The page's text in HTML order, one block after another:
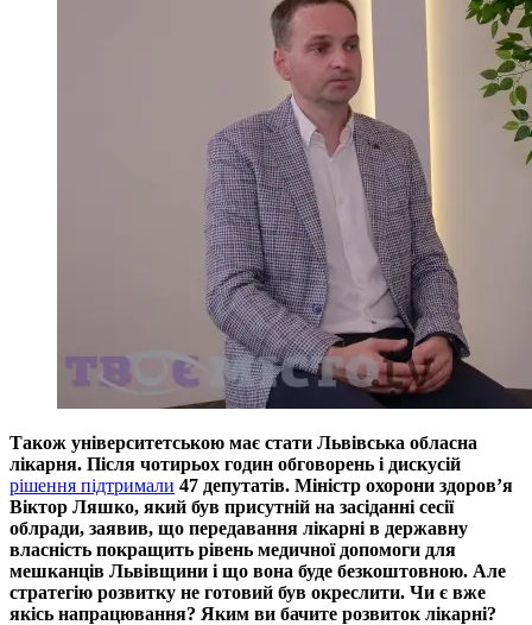
Також університетською має стати Львівська обласна
лікарня. Після чотирьох годин обговорень і дискусій
рішення підтримали 47 депутатів. Міністр охорони здоров’я
Віктор Ляшко, який був присутній на засіданні сесії
облради, заявив, що передавання лікарні в державну
власність покращить рівень медичної допомоги для
мешканців Львівщини і що вона буде безкоштовною. Але
стратегію розвитку не готовий був окреслити. Чи є вже
якісь напрацювання? Яким ви бачите розвиток лікарні?